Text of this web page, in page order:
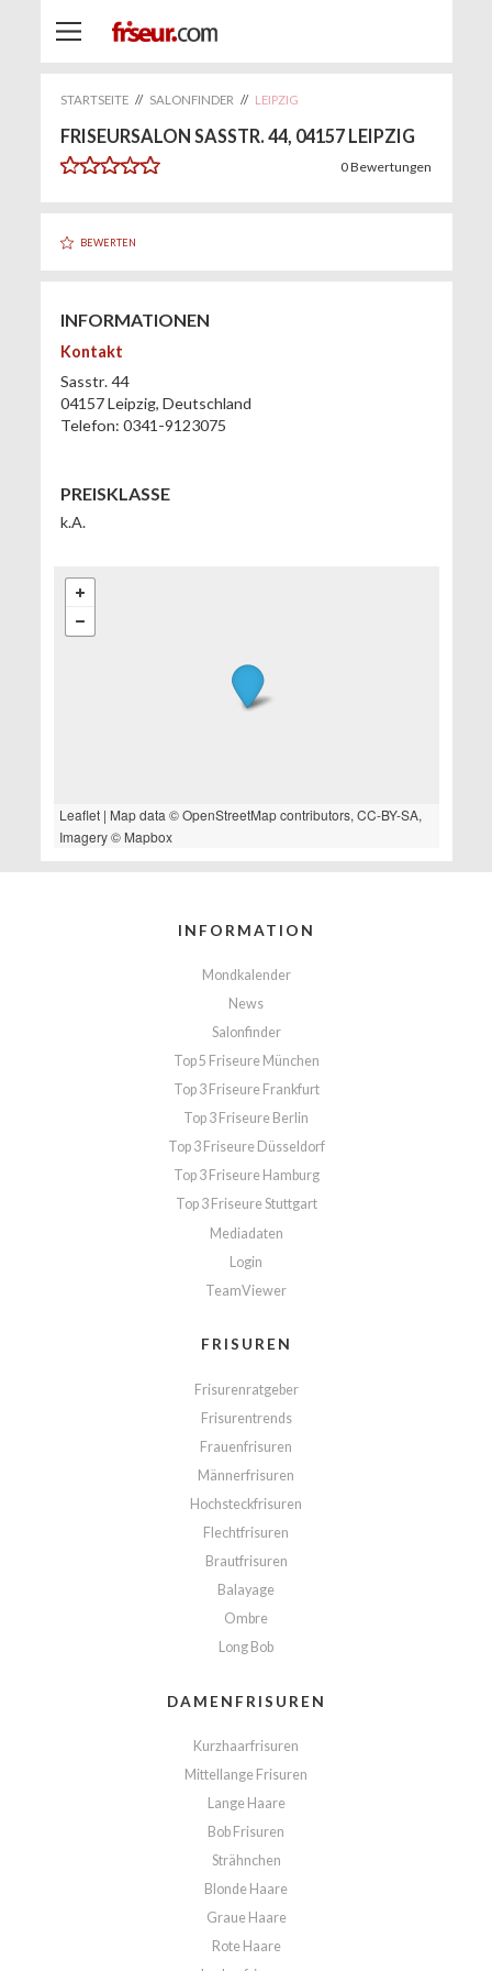
STARTSEITE // SALONFINDER // LEIPZIG
FRISEURSALON SASSTR. 44, 04157 LEIPZIG
0Bewertungen
BEWERTEN
INFORMATIONEN
Kontakt
Sasstr. 44
04157Leipzig, Deutschland
Telefon: 0341-9123075
PREISKLASSE
k.A.
Leaflet| Map data ©OpenStreetMapcontributors, CC-BY-SA,
Imagery © Mapbox
INFORMATION
Mondkalender
News
Salonfinder
Top 5 Friseure München
Top 3 Friseure Frankfurt
Top 3 Friseure Berlin
Top 3 Friseure Düsseldorf
Top 3 Friseure Hamburg
Top 3 Friseure Stuttgart
Mediadaten
Login
TeamViewer
FRISUREN
Frisurenratgeber
Frisurentrends
Frauenfrisuren
Männerfrisuren
Hochsteckfrisuren
Flechtfrisuren
Brautfrisuren
Balayage
Ombre
Long Bob
DAMENFRISUREN
Kurzhaarfrisuren
Mittellange Frisuren
Lange Haare
Bob Frisuren
Strähnchen
Blonde Haare
Graue Haare
Rote Haare